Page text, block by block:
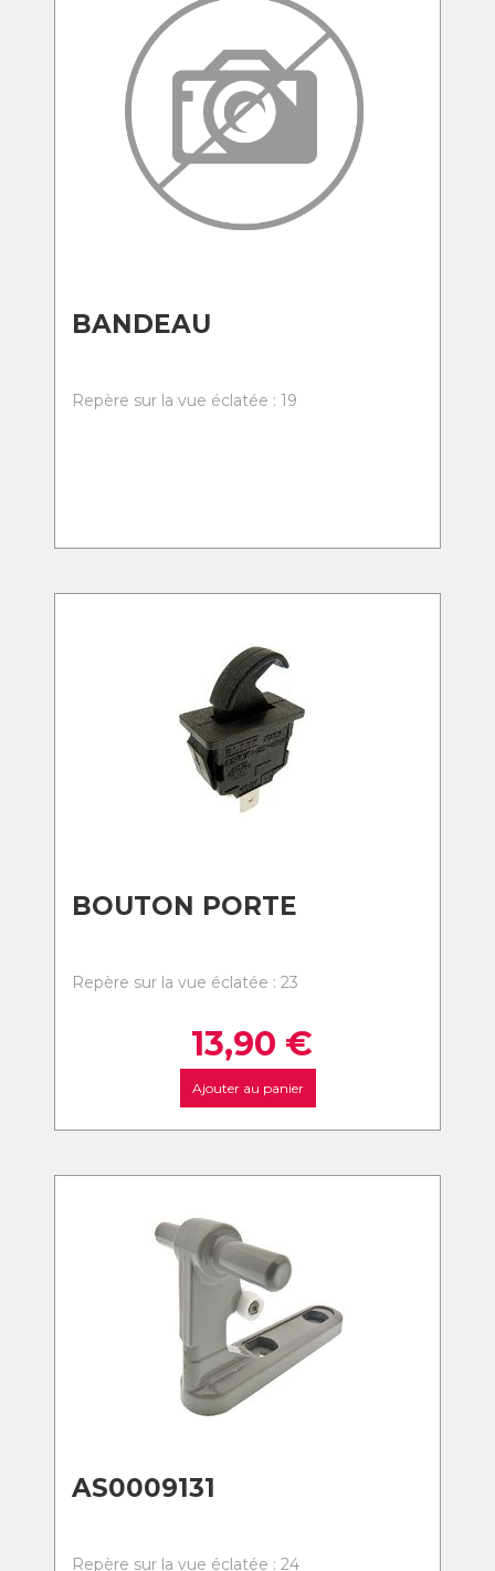
BANDEAU
Repère sur la vue éclatée : 19
BOUTON PORTE
Repère sur la vue éclatée : 23
13,90 €
Ajouter au panier
AS0009131
Repère sur la vue éclatée : 24